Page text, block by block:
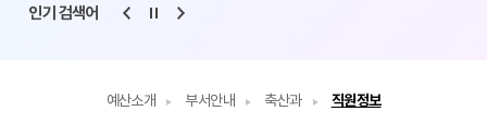
인기 검색어
예산소개 부서안내 축산과 직원정보